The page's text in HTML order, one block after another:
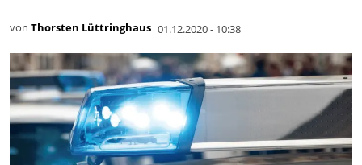
von Thorsten Lüttringhaus 01.12.2020 - 10:38